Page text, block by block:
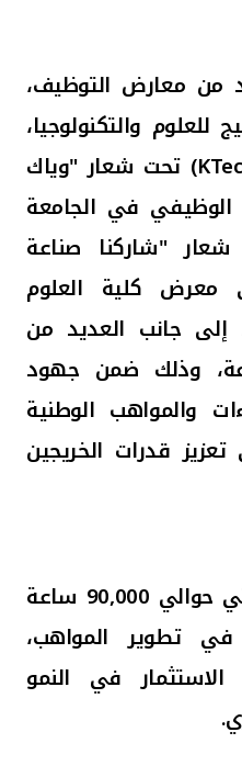
من معارض التوظيف،
والتكنولوجيا،
) تحت شعار "وياك
في الجامعة
شعار "شاركنا صناعة
معرض كلية العلوم
إلى جانب العديد من
وذلك ضمن جهود
والمواهب الوطنية
قدرات الخريجين
ووفر بيت التمويل الكويتي حوالي 90,000 ساعة
في تطوير المواهب،
في النمو
.